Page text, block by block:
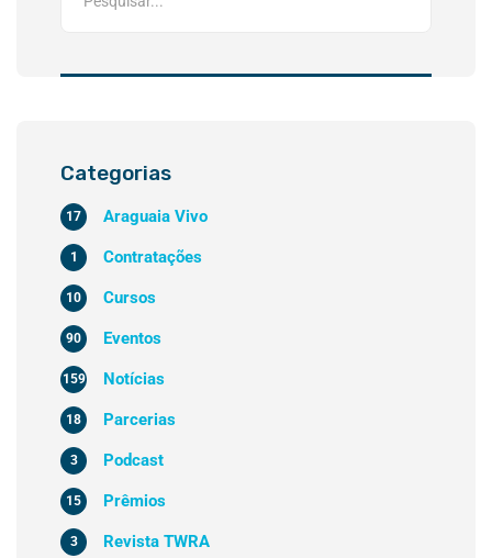
Categorias
Araguaia Vivo
17
Contratações
1
Cursos
10
Eventos
90
Notícias
159
Parcerias
18
Podcast
3
Prêmios
15
Revista TWRA
3